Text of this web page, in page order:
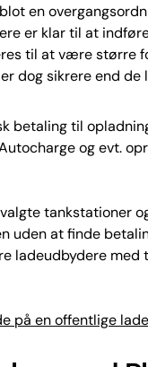
en
er klar til at
til at være større
dog sikrere end
betaling til
og evt.
tankstationer
uden at finde
ladeudbydere
på en offentlige